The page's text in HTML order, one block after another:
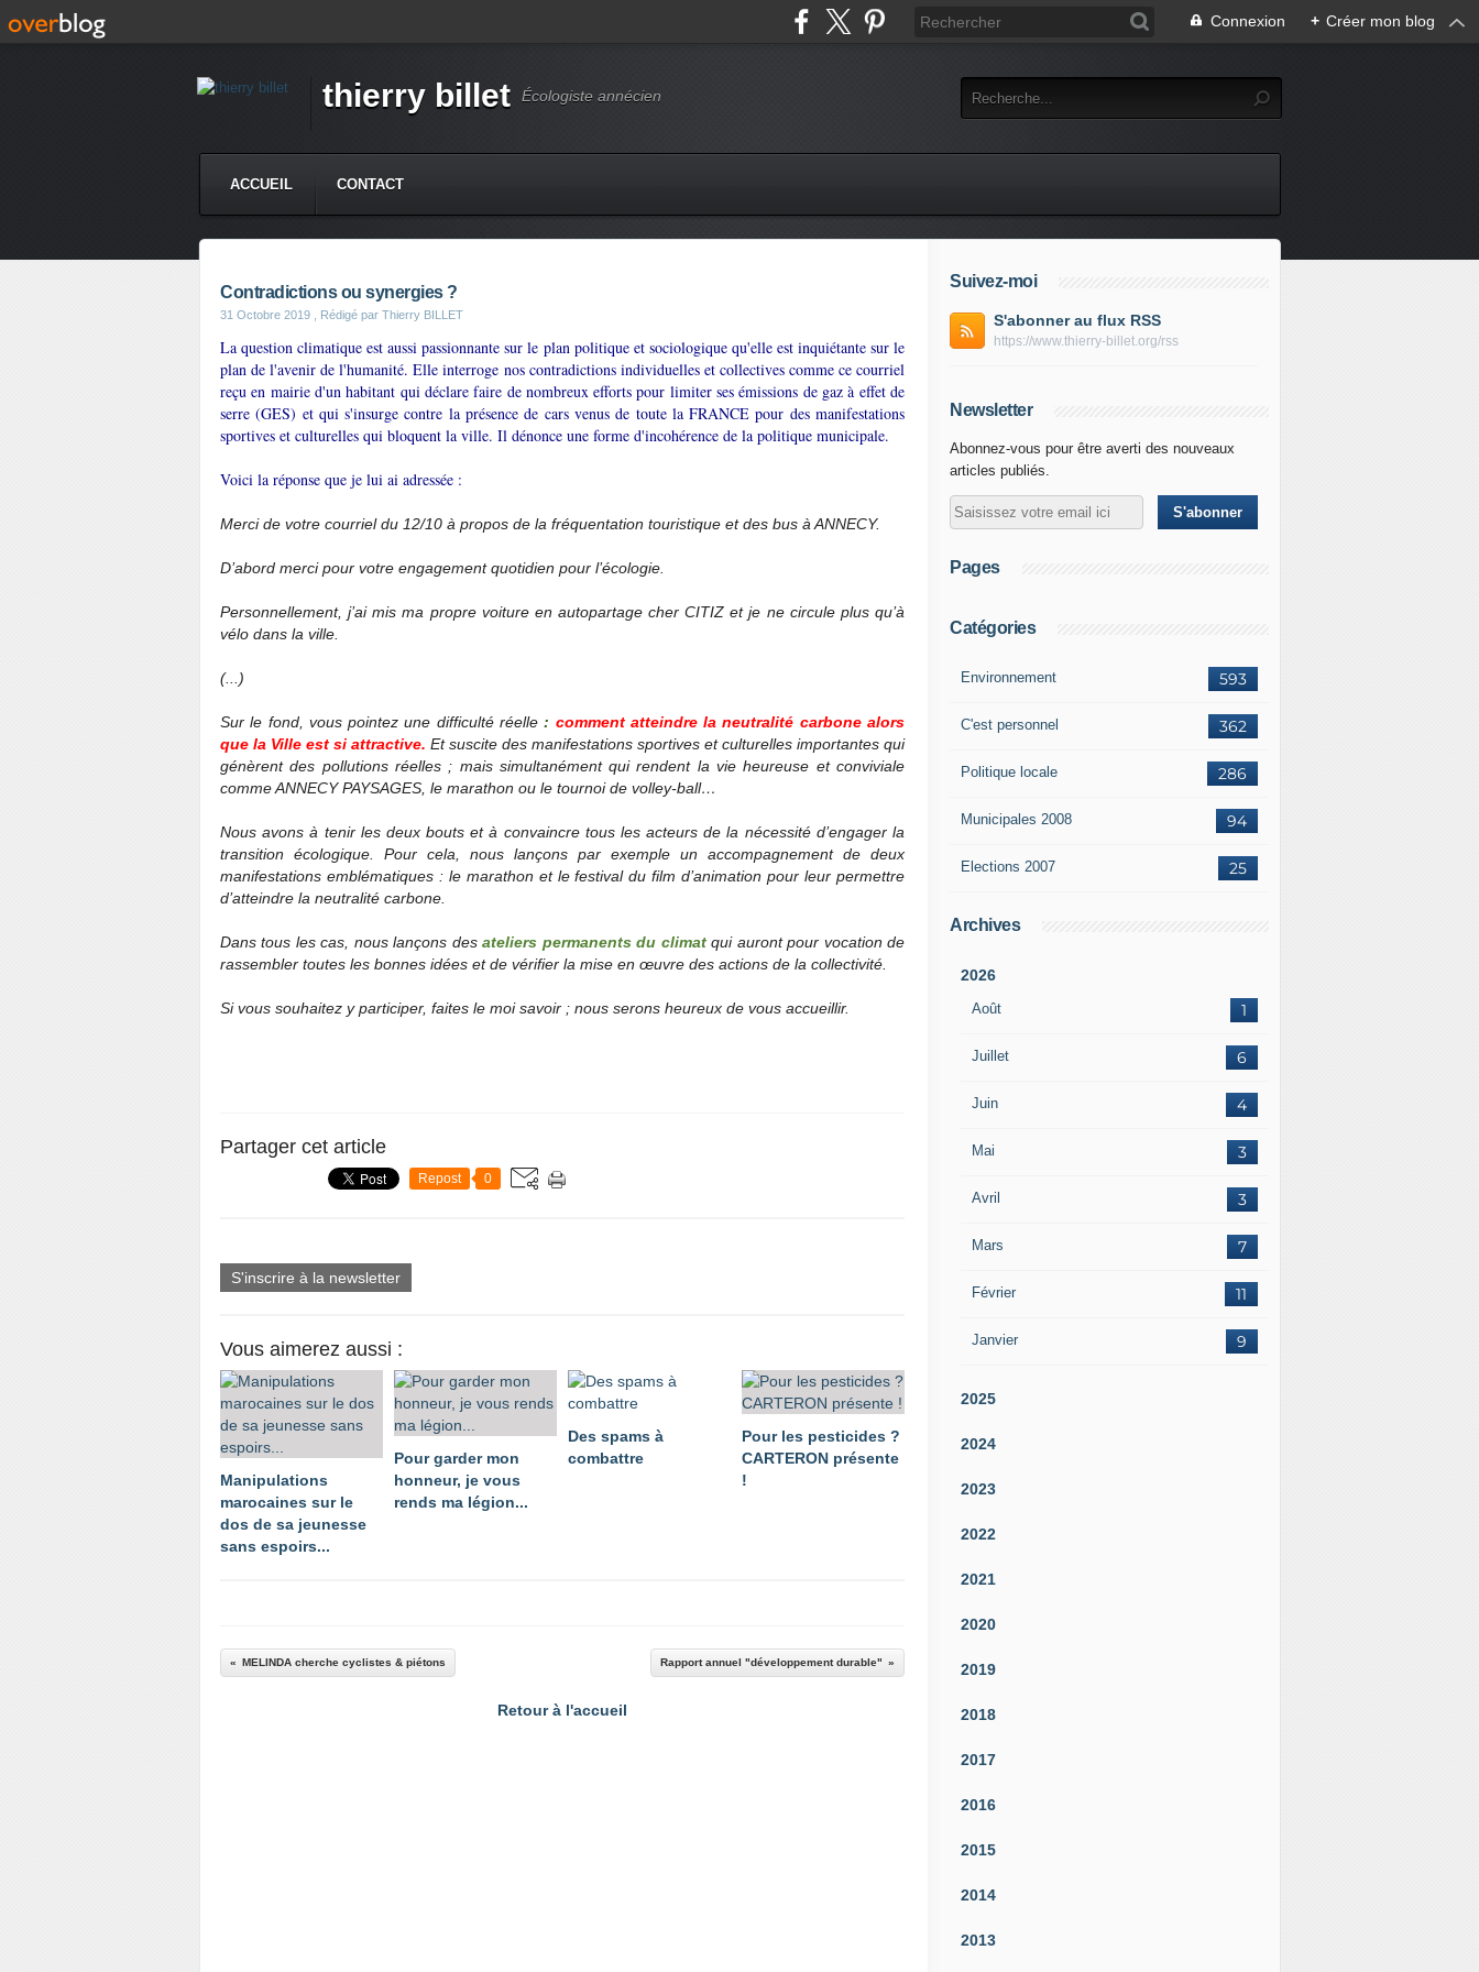
Connexion + Créer mon blog
thierry billet Écologiste annécien
ACCUEIL CONTACT
Contradictions ou synergies ?
31 Octobre 2019 , Rédigé par Thierry BILLET
La question climatique est aussi passionnante sur le plan politique et sociologique qu'elle est inquiétante sur le
plan de l'avenir de l'humanité. Elle interroge nos contradictions individuelles et collectives comme ce courriel
reçu en mairie d'un habitant qui déclare faire de nombreux efforts pour limiter ses émissions de gaz à effet de
serre (GES) et qui s'insurge contre la présence de cars venus de toute la FRANCE pour des manifestations
sportives et culturelles qui bloquent la ville. Il dénonce une forme d'incohérence de la politique municipale.
Voici la réponse que je lui ai adressée :
Merci de votre courriel du 12/10 à propos de la fréquentation touristique et des bus à ANNECY.
D’abord merci pour votre engagement quotidien pour l’écologie.
Personnellement, j’ai mis ma propre voiture en autopartage cher CITIZ et je ne circule plus qu’à
vélo dans la ville.
(...)
Sur le fond, vous pointez une difficulté réelle: comment atteindre la neutralité carbone alors
que la Ville est si attractive. Et suscite des manifestations sportives et culturelles importantes qui
génèrent des pollutions réelles ; mais simultanément qui rendent la vie heureuse et conviviale
comme ANNECY PAYSAGES, le marathon ou le tournoi de volley-ball…
Nous avons à tenir les deux bouts et à convaincre tous les acteurs de la nécessité d’engager la
transition écologique. Pour cela, nous lançons par exemple un accompagnement de deux
manifestations emblématiques : le marathon et le festival du film d’animation pour leur permettre
d’atteindre la neutralité carbone.
Dans tous les cas, nous lançons desateliers permanents du climatqui auront pour vocation de
rassembler toutes les bonnes idées et de vérifier la mise en œuvre des actions de la collectivité.
Si vous souhaitez y participer, faites le moi savoir ; nous serons heureux de vous accueillir.
Partager cet article
Repost 0
S'inscrire à la newsletter
Vous aimerez aussi :
Manipulations
marocaines sur le
dos de sa jeunesse
sans espoirs...
Pour garder mon
honneur, je vous
rends ma légion...
Des spams à
combattre
Pour les pesticides ?
CARTERON présente
!
MELINDA cherche cyclistes & piétons Rapport annuel "développement durable"
Retour à l'accueil
Suivez-moi
S'abonner au flux RSS
https://www.thierry-billet.org/rss
Newsletter
Abonnez-vous pour être averti des nouveaux
articles publiés.
Pages
Catégories
593
Environnement
362
C'est personnel
286
Politique locale
94
Municipales 2008
25
Elections 2007
Archives
2026
Août 1
Juillet 6
Juin 4
Mai 3
Avril 3
Mars 7
Février 11
Janvier 9
2025
2024
2023
2022
2021
2020
2019
2018
2017
2016
2015
2014
2013